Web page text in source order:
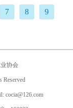
7 8
9
协会
cocia@126.com